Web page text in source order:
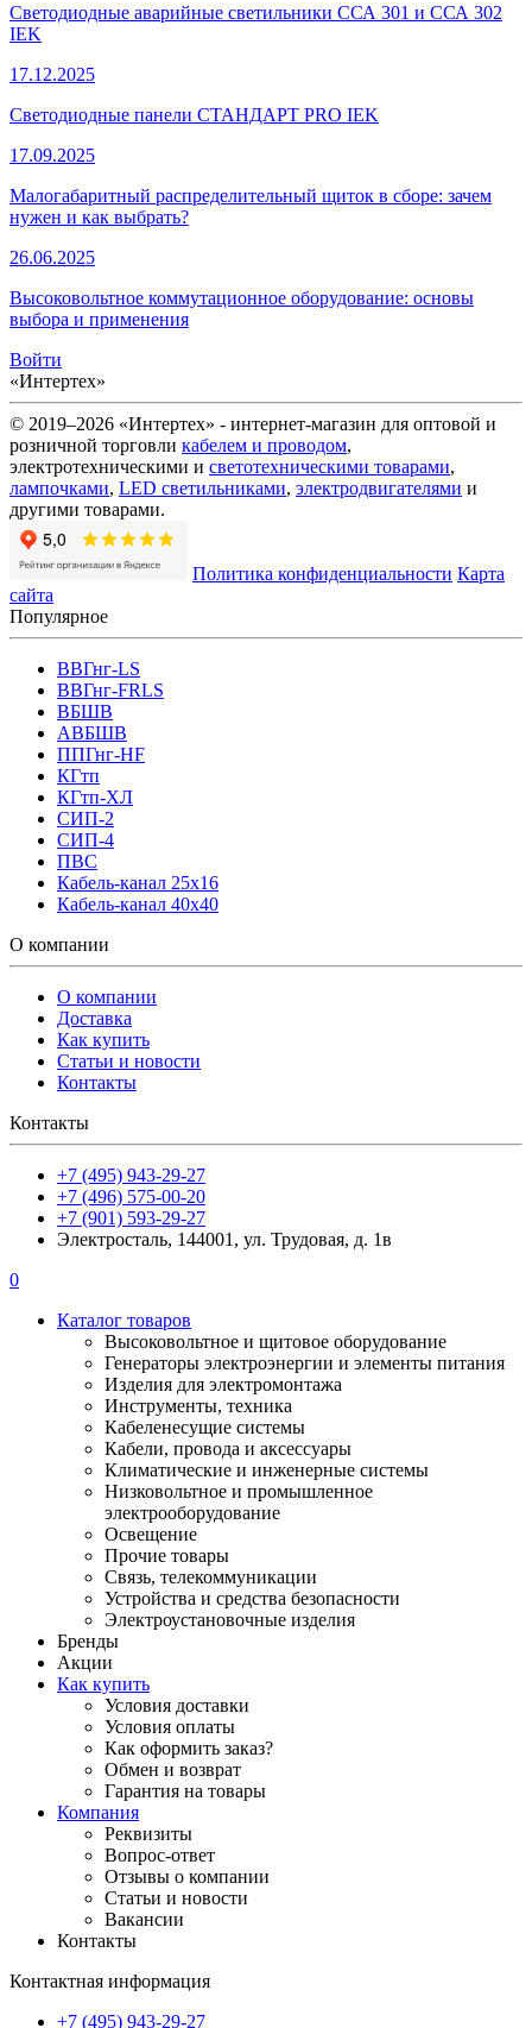
Светодиодные аварийные светильники ССА 301 и ССА 302
IEK
17.12.2025
Светодиодные панели СТАНДАРТ PRO IEK
17.09.2025
Малогабаритный распределительный щиток в сборе: зачем
нужен и как выбрать?
26.06.2025
Высоковольтное коммутационное оборудование: основы
выбора и применения
Войти
«Интертех»
© 2019–2026 «Интертех» - интернет-магазин для оптовой и
розничной торговли кабелем и проводом,
электротехническими и светотехническими товарами,
лампочками, LED светильниками, электродвигателями и
другими товарами.
Политика конфиденциальности Карта
сайта
Популярное
ВВГнг-LS
ВВГнг-FRLS
ВБШВ
АВБШВ
ППГнг-HF
КГтп
КГтп-ХЛ
СИП-2
СИП-4
ПВС
Кабель-канал 25х16
Кабель-канал 40х40
О компании
О компании
Доставка
Как купить
Статьи и новости
Контакты
Контакты
+7 (495) 943-29-27
+7 (496) 575-00-20
+7 (901) 593-29-27
Электросталь, 144001, ул. Трудовая, д. 1в
0
Каталог товаров
Высоковольтное и щитовое оборудование
Генераторы электроэнергии и элементы питания
Изделия для электромонтажа
Инструменты, техника
Кабеленесущие системы
Кабели, провода и аксессуары
Климатические и инженерные системы
Низковольтное и промышленное
электрооборудование
Освещение
Прочие товары
Связь, телекоммуникации
Устройства и средства безопасности
Электроустановочные изделия
Бренды
Акции
Как купить
Условия доставки
Условия оплаты
Как оформить заказ?
Обмен и возврат
Гарантия на товары
Компания
Реквизиты
Вопрос-ответ
Отзывы о компании
Статьи и новости
Вакансии
Контакты
Контактная информация
+7 (495) 943-29-27